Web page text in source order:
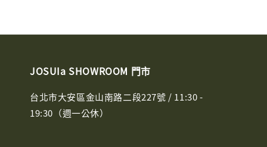
JOSUIa SHOWROOM 門市
台北市大安區金山南路二段227號 / 11:30 -
19:30（週一公休）